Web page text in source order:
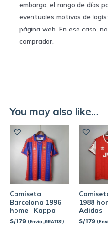
embargo, el rango de días
eventuales motivos de
página web. En ese caso,
comprador.
You may also like…
Camiseta
Barcelona 1996
home | Kappa
S/179 (Envío ¡GRATIS!)
1988
Adidas
S/179